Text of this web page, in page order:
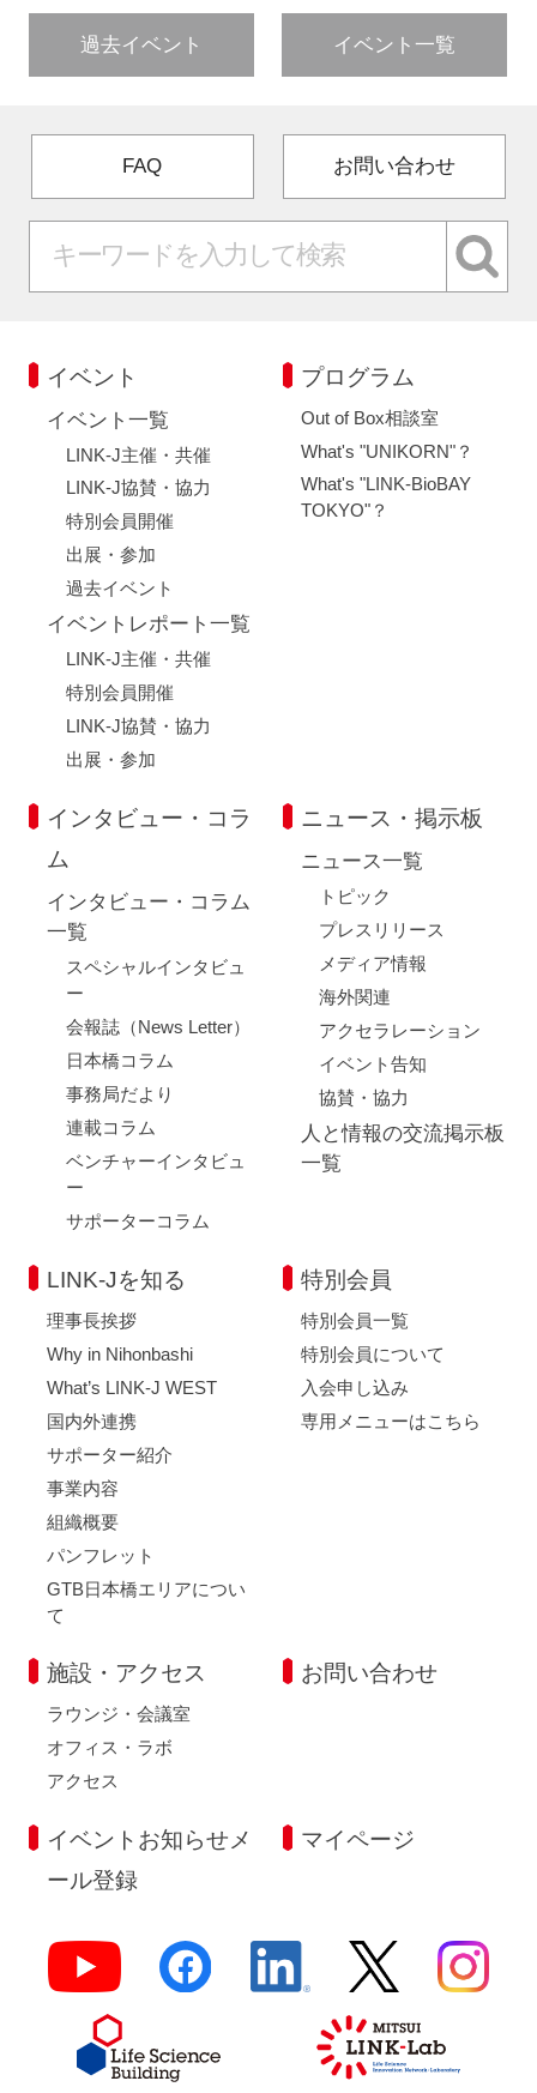
過去イベント イベント一覧
FAQ お問い合わせ
イベント
イベント一覧
LINK-J主催・共催
LINK-J協賛・協力
特別会員開催
出展・参加
過去イベント
イベントレポート一覧
LINK-J主催・共催
特別会員開催
LINK-J協賛・協力
出展・参加
プログラム
Out of Box相談室
What's "UNIKORN"？
What's "LINK-BioBAY
TOKYO"？
インタビュー・コラ
ム
インタビュー・コラム
一覧
スペシャルインタビュ
ー
会報誌（News Letter）
日本橋コラム
事務局だより
連載コラム
ベンチャーインタビュ
ー
サポーターコラム
ニュース・掲示板
ニュース一覧
トピック
プレスリリース
メディア情報
海外関連
アクセラレーション
イベント告知
協賛・協力
人と情報の交流掲示板
一覧
LINK-Jを知る
理事長挨拶
Why in Nihonbashi
What’s LINK-J WEST
国内外連携
サポーター紹介
事業内容
組織概要
パンフレット
GTB日本橋エリアについ
て
特別会員
特別会員一覧
特別会員について
入会申し込み
専用メニューはこちら
施設・アクセス
ラウンジ・会議室
オフィス・ラボ
アクセス
お問い合わせ
イベントお知らせメ
ール登録
マイページ